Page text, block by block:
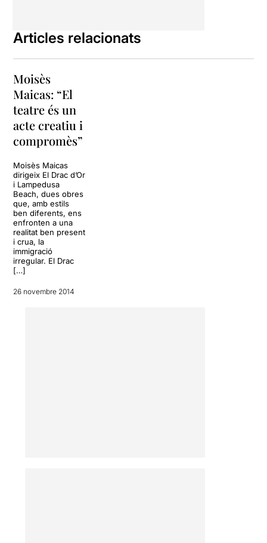
Articles relacionats
Moisès
Maicas: “El
teatre és un
acte creatiu i
compromès”
Moisès Maicas
dirigeix El Drac d’Or
i Lampedusa
Beach, dues obres
que, amb estils
ben diferents, ens
enfronten a una
realitat ben present
i crua, la
immigració
irregular. El Drac
[…]
26 novembre 2014